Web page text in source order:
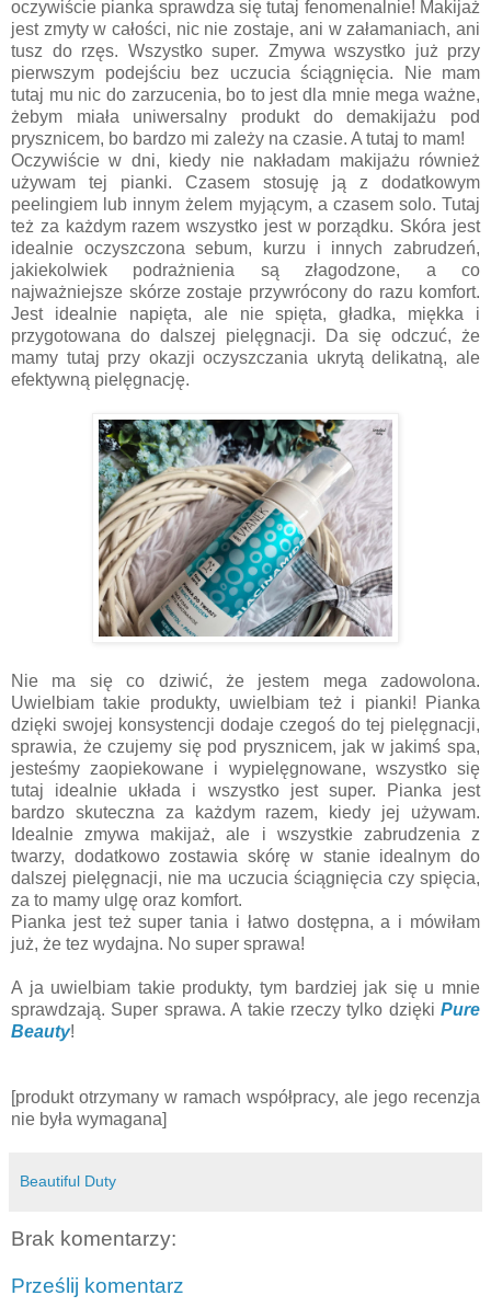
oczywiście pianka sprawdza się tutaj fenomenalnie! Makijaż
jest zmyty w całości, nic nie zostaje, ani w załamaniach, ani
tusz do rzęs. Wszystko super. Zmywa wszystko już przy
pierwszym podejściu bez uczucia ściągnięcia. Nie mam
tutaj mu nic do zarzucenia, bo to jest dla mnie mega ważne,
żebym miała uniwersalny produkt do demakijażu pod
prysznicem, bo bardzo mi zależy na czasie. A tutaj to mam!
Oczywiście w dni, kiedy nie nakładam makijażu również
używam tej pianki. Czasem stosuję ją z dodatkowym
peelingiem lub innym żelem myjącym, a czasem solo. Tutaj
też za każdym razem wszystko jest w porządku. Skóra jest
idealnie oczyszczona sebum, kurzu i innych zabrudzeń,
jakiekolwiek podrażnienia są złagodzone, a co
najważniejsze skórze zostaje przywrócony do razu komfort.
Jest idealnie napięta, ale nie spięta, gładka, miękka i
przygotowana do dalszej pielęgnacji. Da się odczuć, że
mamy tutaj przy okazji oczyszczania ukrytą delikatną, ale
efektywną pielęgnację.
Nie ma się co dziwić, że jestem mega zadowolona.
Uwielbiam takie produkty, uwielbiam też i pianki! Pianka
dzięki swojej konsystencji dodaje czegoś do tej pielęgnacji,
sprawia, że czujemy się pod prysznicem, jak w jakimś spa,
jesteśmy zaopiekowane i wypielęgnowane, wszystko się
tutaj idealnie układa i wszystko jest super. Pianka jest
bardzo skuteczna za każdym razem, kiedy jej używam.
Idealnie zmywa makijaż, ale i wszystkie zabrudzenia z
twarzy, dodatkowo zostawia skórę w stanie idealnym do
dalszej pielęgnacji, nie ma uczucia ściągnięcia czy spięcia,
za to mamy ulgę oraz komfort.
Pianka jest też super tania i łatwo dostępna, a i mówiłam
już, że tez wydajna. No super sprawa!
A ja uwielbiam takie produkty, tym bardziej jak się u mnie
sprawdzają. Super sprawa. A takie rzeczy tylko dzięki Pure
Beauty!
[produkt otrzymany w ramach współpracy, ale jego recenzja
nie była wymagana]
Beautiful Duty
Brak komentarzy:
Prześlij komentarz